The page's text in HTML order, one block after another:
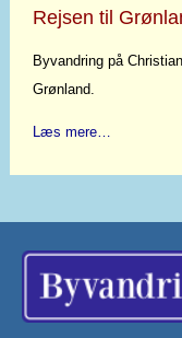
Rejsen til
Byvandring på
Grønland.
Læs mere…